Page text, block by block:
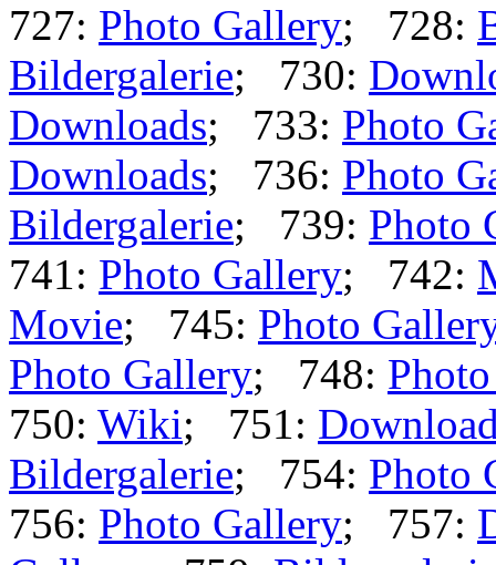
727: Photo Gallery; 728:
Bildergalerie; 730:
Downloads; 733: Photo
Downloads; 736: Photo
Bildergalerie; 739: Photo
741: Photo Gallery; 742:
Movie; 745: Photo
Photo Gallery; 748:
750: Wiki; 751:
Bildergalerie; 754: Photo
756: Photo Gallery; 757: